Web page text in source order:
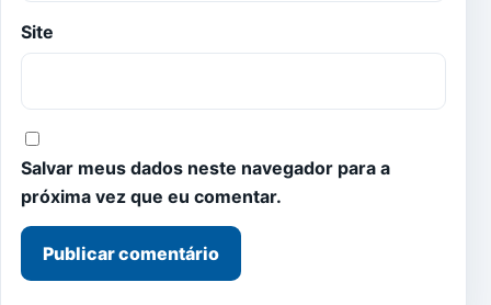
Site
Salvar meus dados neste navegador para a
próxima vez que eu comentar.